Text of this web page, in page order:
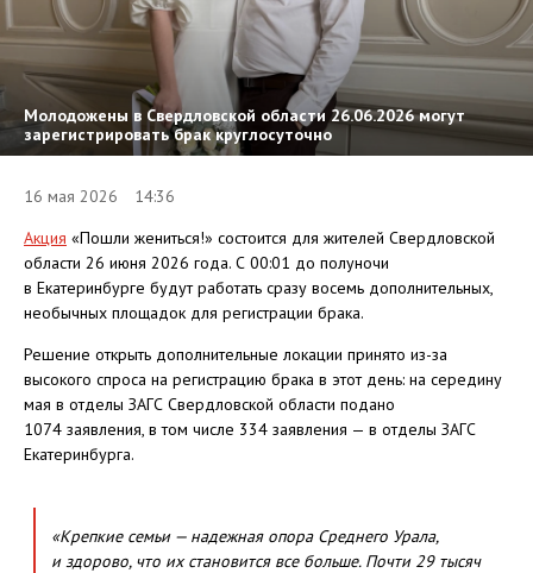
Молодожены в Свердловской области 26.06.2026 могут
зарегистрировать брак круглосуточно
16 мая 2026 14:36
Акция «Пошли жениться!» состоится для жителей Свердловской
области 26 июня 2026 года. С 00:01 до полуночи
в Екатеринбурге будут работать сразу восемь дополнительных,
необычных площадок для регистрации брака.
Решение открыть дополнительные локации принято из-за
высокого спроса на регистрацию брака в этот день: на середину
мая в отделы ЗАГС Свердловской области подано
1074 заявления, в том числе 334 заявления — в отделы ЗАГС
Екатеринбурга.
«Крепкие семьи — надежная опора Среднего Урала,
и здорово, что их становится все больше. Почти 29 тысяч